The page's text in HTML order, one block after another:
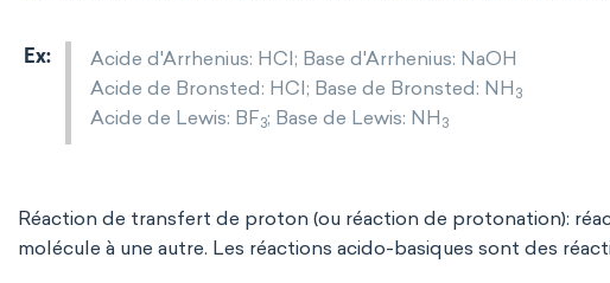
Acide d'Arrhenius: HCl; Base d'Arrhenius: NaOH
Acide de Bronsted: HCl; Base de Bronsted: NH 3
Acide de Lewis: BF3; Base de Lewis: NH 3
Réaction de transfert de proton (ou réaction de protonation):
molécule à une autre. Les réactions acido-basiques sont des